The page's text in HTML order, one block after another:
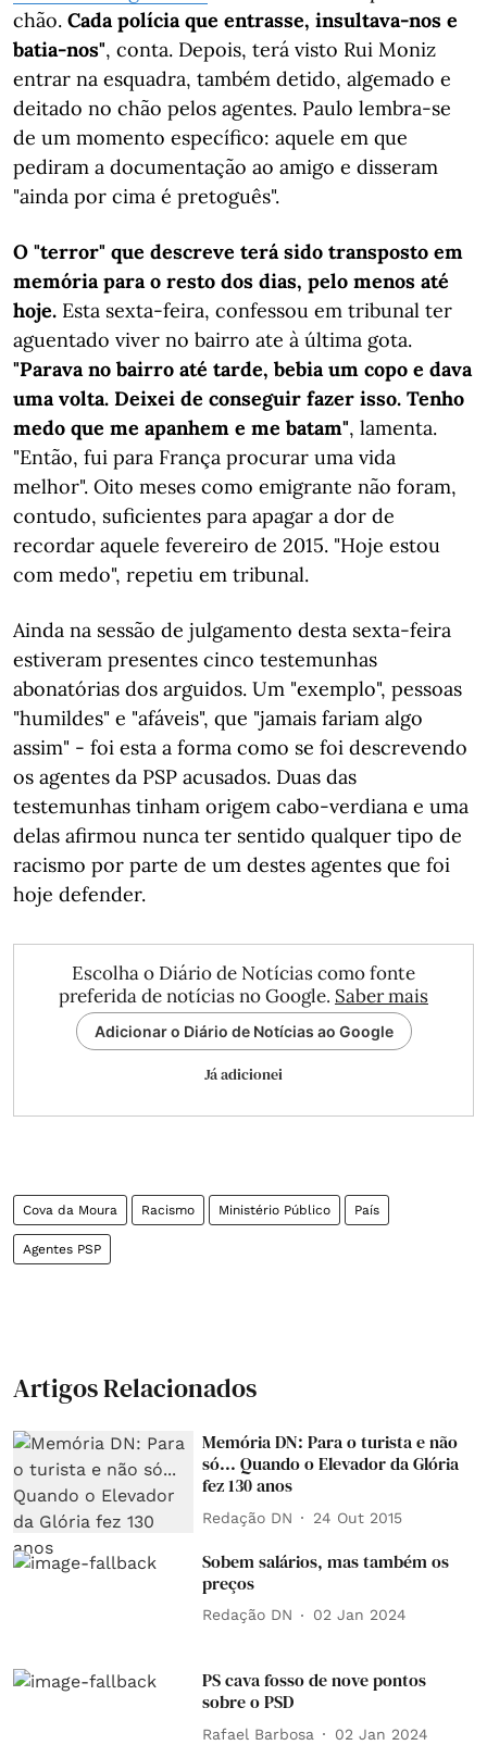
chão. Cada polícia que entrasse, insultava-nos e
batia-nos", conta. Depois, terá visto Rui Moniz
entrar na esquadra, também detido, algemado e
deitado no chão pelos agentes. Paulo lembra-se
de um momento específico: aquele em que
pediram a documentação ao amigo e disseram
"ainda por cima é pretoguês".
O "terror" que descreve terá sido transposto em
memória para o resto dos dias, pelo menos até
hoje. Esta sexta-feira, confessou em tribunal ter
aguentado viver no bairro ate à última gota.
"Parava no bairro até tarde, bebia um copo e dava
uma volta. Deixei de conseguir fazer isso. Tenho
medo que me apanhem e me batam", lamenta.
"Então, fui para França procurar uma vida
melhor". Oito meses como emigrante não foram,
contudo, suficientes para apagar a dor de
recordar aquele fevereiro de 2015. "Hoje estou
com medo", repetiu em tribunal.
Ainda na sessão de julgamento desta sexta-feira
estiveram presentes cinco testemunhas
abonatórias dos arguidos. Um "exemplo", pessoas
"humildes" e "afáveis", que "jamais fariam algo
assim" - foi esta a forma como se foi descrevendo
os agentes da PSP acusados. Duas das
testemunhas tinham origem cabo-verdiana e uma
delas afirmou nunca ter sentido qualquer tipo de
racismo por parte de um destes agentes que foi
hoje defender.
Escolha o Diário de Notícias como fonte
preferida de notícias no Google. Saber mais
Adicionar o Diário de Notícias ao Google
Já adicionei
Cova da Moura Racismo Ministério Público País
Agentes PSP
Artigos Relacionados
Memória DN: Para o turista e não
só... Quando o Elevador da Glória
fez 130 anos
Redação DN 24 Out 2015
Sobem salários, mas também os
preços
Redação DN 02 Jan 2024
PS cava fosso de nove pontos
sobre o PSD
Rafael Barbosa 02 Jan 2024